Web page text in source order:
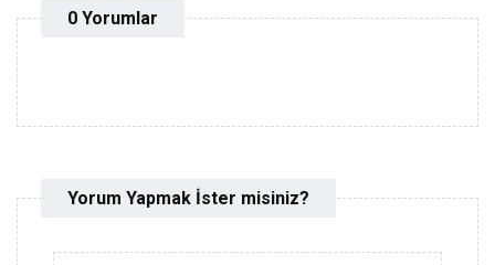
0 Yorumlar
Yorum Yapmak İster misiniz?